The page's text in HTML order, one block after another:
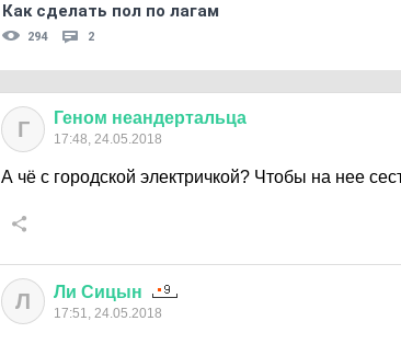
Как сделать пол по лагам
294 2
Г Геном неандертальца
17:48, 24.05.2018
А чё с городской электричкой? Чтобы на нее
Л Ли Сицын
17:51, 24.05.2018